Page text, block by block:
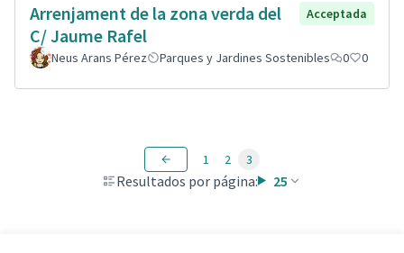
Arrenjament de la zona verda del
C/ Jaume Rafel
Acceptada
Neus Arans Pérez Parques y Jardines Sostenibles 0 0
Resultados por página: 25
1 2 3